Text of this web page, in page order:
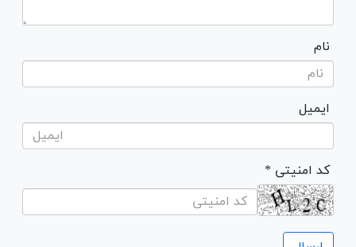
نام
ایمیل
* کد امنیتی